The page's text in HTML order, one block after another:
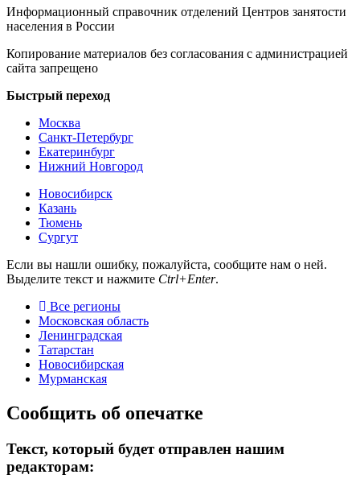
Информационный справочник отделений Центров занятости
населения в России
Копирование материалов без согласования с администрацией
сайта запрещено
Быстрый переход
Москва
Санкт-Петербург
Екатеринбург
Нижний Новгород
Новосибирск
Казань
Тюмень
Сургут
Если вы нашли ошибку, пожалуйста, сообщите нам о ней.
Выделите текст и нажмите Ctrl+Enter.
Все регионы
Московская область
Ленинградская
Татарстан
Новосибирская
Мурманская
Сообщить об опечатке
Текст, который будет отправлен нашим
редакторам: